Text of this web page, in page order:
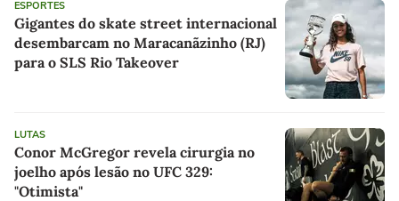
ESPORTES
Gigantes do skate street internacional
desembarcam no Maracanãzinho (RJ)
para o SLS Rio Takeover
LUTAS
Conor McGregor revela cirurgia no
joelho após lesão no UFC 329:
"Otimista"